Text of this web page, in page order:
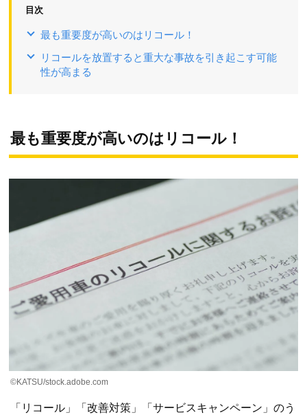
目次
最も重要度が高いのはリコール！
リコールを放置すると重大な事故を引き起こす可能
性が高まる
最も重要度が高いのはリコール！
©KATSU/stock.adobe.com
「リコール」「改善対策」「サービスキャンペーン」のう